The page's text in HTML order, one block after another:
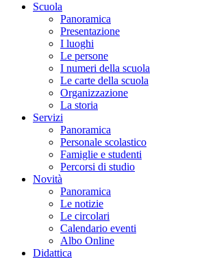
Scuola
Panoramica
Presentazione
I luoghi
Le persone
I numeri della scuola
Le carte della scuola
Organizzazione
La storia
Servizi
Panoramica
Personale scolastico
Famiglie e studenti
Percorsi di studio
Novità
Panoramica
Le notizie
Le circolari
Calendario eventi
Albo Online
Didattica